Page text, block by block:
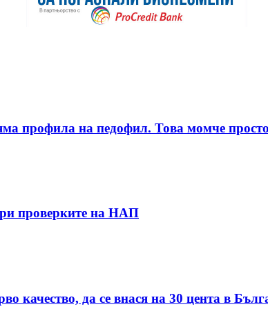
профила на педофил. Това момче просто
проверките на НАП
качество, да се внася на 30 цента в